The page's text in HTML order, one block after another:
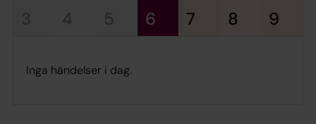
4 6 7 8 9
Inga händelser i dag.